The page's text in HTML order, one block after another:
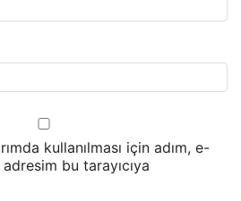
kullanılması için adım, e-
bu tarayıcıya